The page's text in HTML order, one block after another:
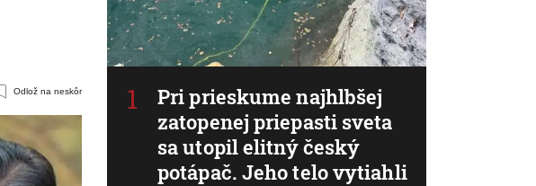
Odlož na neskôr
Pri prieskume najhlbšej
zatopenej priepasti sveta
sa utopil elitný český
potápač. Jeho telo vytiahli